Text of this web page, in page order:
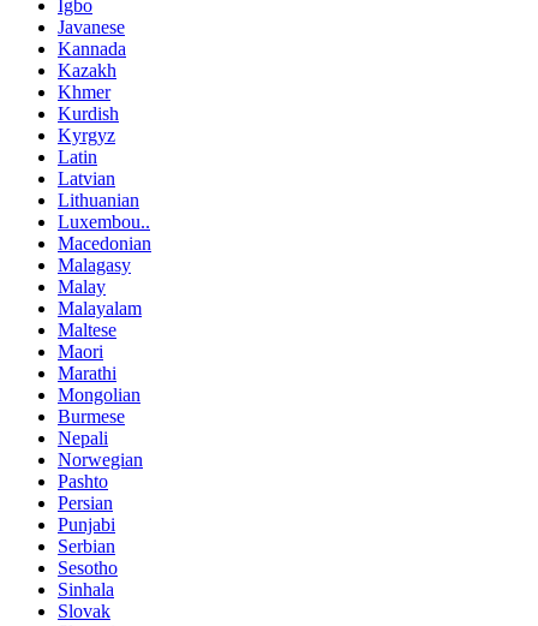
Igbo
Javanese
Kannada
Kazakh
Khmer
Kurdish
Kyrgyz
Latin
Latvian
Lithuanian
Luxembou..
Macedonian
Malagasy
Malay
Malayalam
Maltese
Maori
Marathi
Mongolian
Burmese
Nepali
Norwegian
Pashto
Persian
Punjabi
Serbian
Sesotho
Sinhala
Slovak